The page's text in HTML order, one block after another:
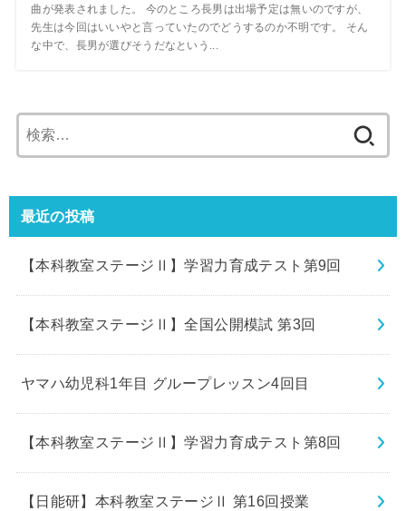
曲が発表されました。 今のところ長男は出場予定は無いのですが、
先生は今回はいいやと言っていたのでどうするのか不明です。 そん
な中で、長男が選びそうだなという...
索:
最近の投稿
【本科教室ステージⅡ】学習力育成テスト第9回
【本科教室ステージⅡ】全国公開模試 第3回
ヤマハ幼児科1年目 グループレッスン4回目
【本科教室ステージⅡ】学習力育成テスト第8回
【日能研】本科教室ステージⅡ 第16回授業